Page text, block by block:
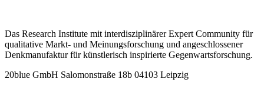
Das Research Institute mit interdisziplinärer Expert Community für
qualitative Markt- und Meinungsforschung und angeschlossener
Denkmanufaktur für künstlerisch inspirierte Gegenwartsforschung.
20blue GmbH Salomonstraße 18b 04103 Leipzig